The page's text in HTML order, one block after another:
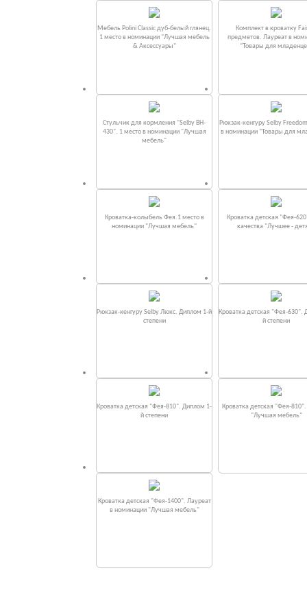
Мебель Polini Classic дуб-белый глянец.
1 место в номинации "Лучшая мебель
& Аксессуары"
Комплект в кроватку
предметов. Лауреат в
“Товары для
Стульчик для кормления "Selby BH-
430". 1 место в номинации "Лучшая
мебель"
Рюкзак-кенгуру Selby
в номинации “Товары для
Кроватка-колыбель Фея.1 место в
номинации "Лучшая мебель"
Кроватка детская "Фея-
качества "Лучшее -
Рюкзак-кенгуру Selby Люкс. Диплом 1-й
степени
Кроватка детская "Фея-630".
й степени
Кроватка детская "Фея-810". Диплом 1-
й степени
Кроватка детская "Фея-
"Лучшая мебель"
Кроватка детская "Фея-1400". Лауреат
в номинации "Лучшая мебель"